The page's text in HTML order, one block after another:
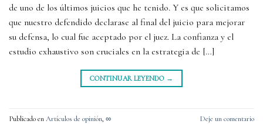
de uno de los últimos juicios que he tenido. Y es que solicitamos
que nuestro defendido declarase al final del juicio para mejorar
su defensa, lo cual fue aceptado por el juez. La confianza y el
estudio exhaustivo son cruciales en la estrategia de […]
CONTINUAR LEYENDO →
Publicado enArtículos de opinión, ∞ Deje un comentario